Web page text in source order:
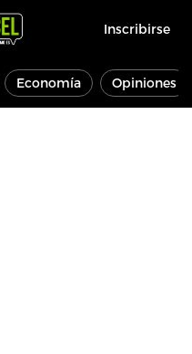
Inscribirse
Economía Opiniones